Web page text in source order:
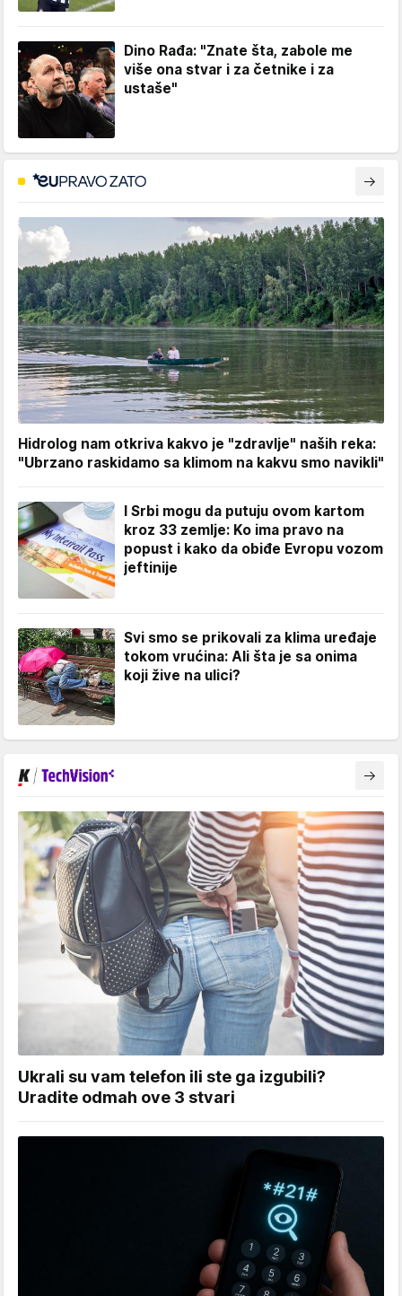
Dino Rađa: "Znate šta, zabole me
više ona stvar i za četnike i za
ustaše"
Hidrolog nam otkriva kakvo je "zdravlje" naših reka:
"Ubrzano raskidamo sa klimom na kakvu smo navikli"
I Srbi mogu da putuju ovom kartom
kroz 33 zemlje: Ko ima pravo na
popust i kako da obiđe Evropu vozom
jeftinije
Svi smo se prikovali za klima uređaje
tokom vrućina: Ali šta je sa onima
koji žive na ulici?
Ukrali su vam telefon ili ste ga izgubili?
Uradite odmah ove 3 stvari